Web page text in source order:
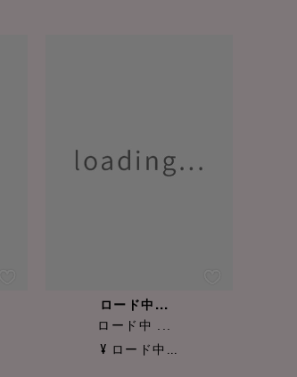
ロード中...
ロード中 ...
¥ ロード中...